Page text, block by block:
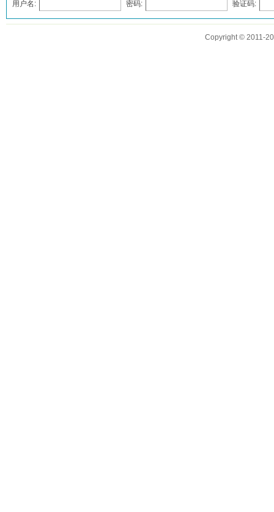
用户名: 密码: 验证码:
发表评论
Copyright © 2011-